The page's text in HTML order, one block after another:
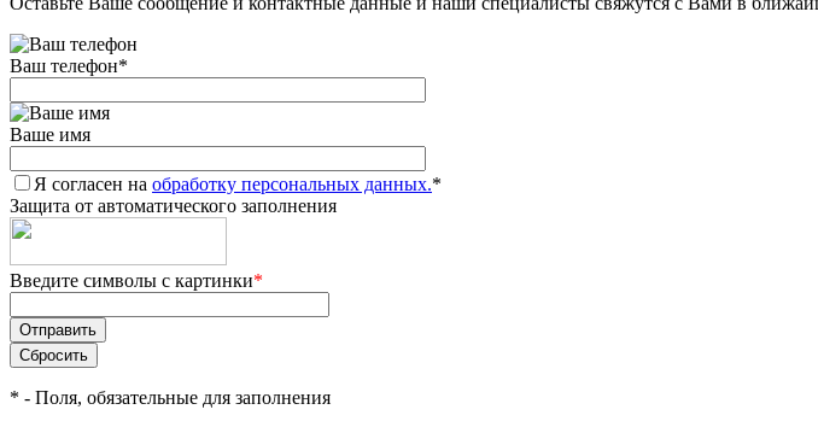
Ваш телефон*
Ваше имя
Я согласен на обработку персональных данных.*
Защита от автоматического заполнения
Введите символы с картинки*
* - Поля, обязательные для заполнения